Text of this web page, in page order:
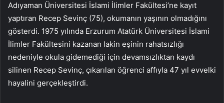
Adıyaman Üniversitesi İslami İlimler Fakültesi’ne kayıt
yaptıran Recep Sevinç (75), okumanın yaşının olmadığını
gösterdi. 1975 yılında Erzurum Atatürk Üniversitesi İslami
İlimler Fakültesini kazanan lakin eşinin rahatsızlığı
nedeniyle okula gidemediği için devamsızlıktan kaydı
silinen Recep Sevinç, çıkarılan öğrenci affıyla 47 yıl evvelki
hayalini gerçekleştirdi.